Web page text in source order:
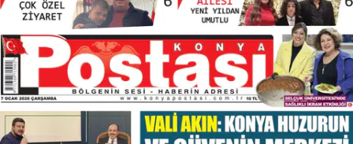
Aydın
Balıkesir
Bilecik
Bingöl